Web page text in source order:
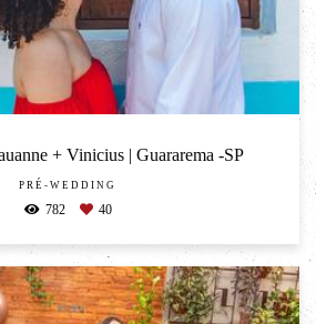
+ Vinicius | Guararema -SP
PRÉ-WEDDING
782 40